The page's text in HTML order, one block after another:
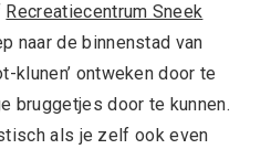
Recreatiecentrum Sneek
naar de binnenstad van
klunen’ ontweken door te
bruggetjes door te kunnen.
als je zelf ook even